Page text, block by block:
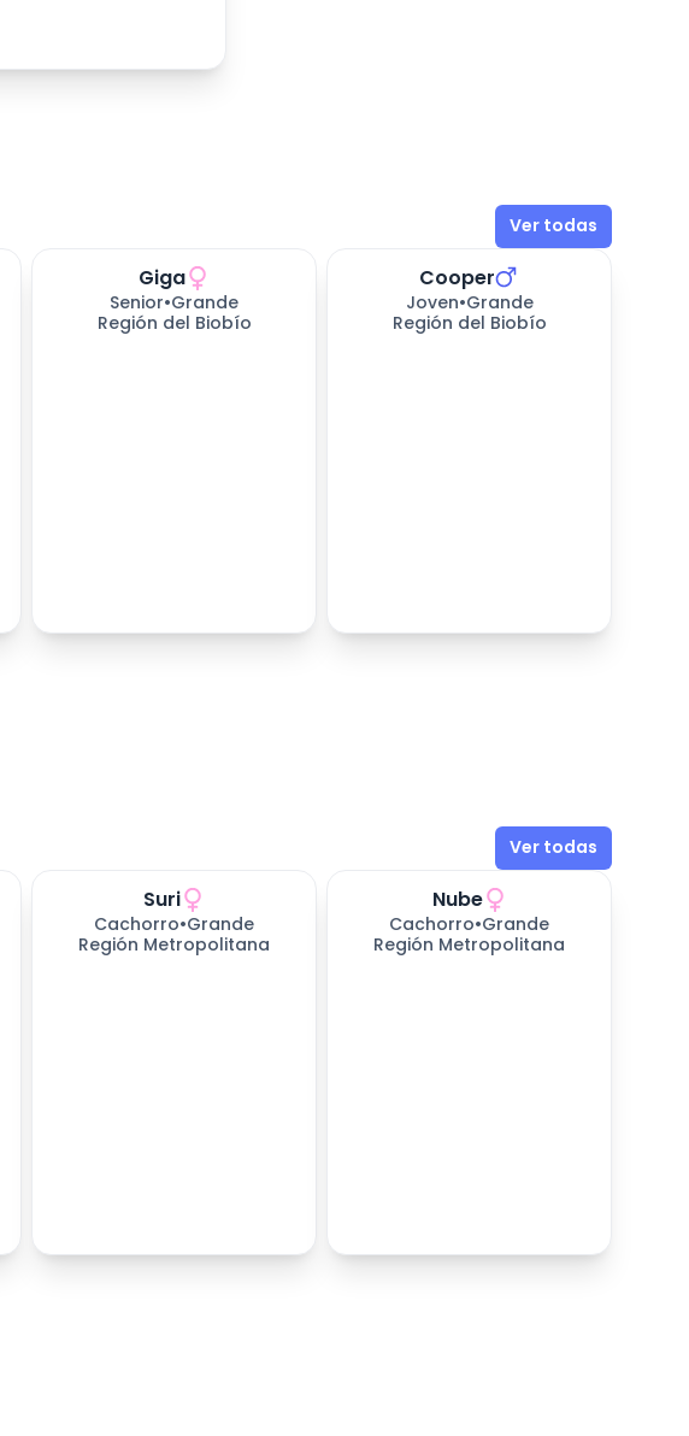
Ver todas
días esperando
Giga
Senior•Grande
Región del Biobío
días esperando
Cooper
Joven•Grande
Región del Biobío
Ver todas
Suri
Cachorro•Grande
Región Metropolitana
Nube
Cachorro•Grande
Región Metropolitana